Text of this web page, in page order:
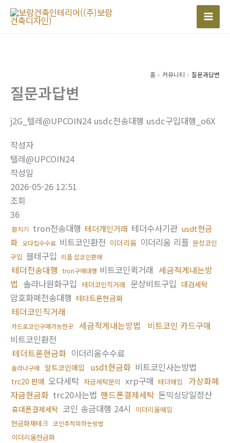
Main
홈 커뮤니티 질문과답변
질문과답변
j2G_텔레@UPCOIN24 usdc전송대행 usdc구입대행_o6X
작성자
텔레@UPCOIN24
작성일
2026-05-26 12:51
조회
36
환치기 tron전송대행 테더개인거래 테더수사기관 usdt현금
화 오다집수수료 비트코인환전 이더리움 이더리움 리플 문상코인
구입 블테구입 리플 잡코인판매
테더전송대행 tron구매대행 비트코인퀵거래 세금적게내는방
법 솔라나원화구입 테더코인직거래 문상비트구입 대검세탁
암호화폐전송대행 테더트론현금화
테더코인직거래
카드로코인구매가능한곳 세금적게내는방법
비트코인 카드구매
비트코인환전
테더트론현금화 이더리움수수료
솔라나구매 알트코인매입 usdt현금화 비트코인사는방법
trc20 판매 오다세탁 자금세탁문의 xrp구매 테더매입
가상화폐
자금현금화 trc20사는법 핸드폰결제세탁 돈믹싱당일정산
휴대폰결제세탁 코인 송금대행 24시
이더리움매입
현금화재테크 코인추적피하는방법
이더리움현금화